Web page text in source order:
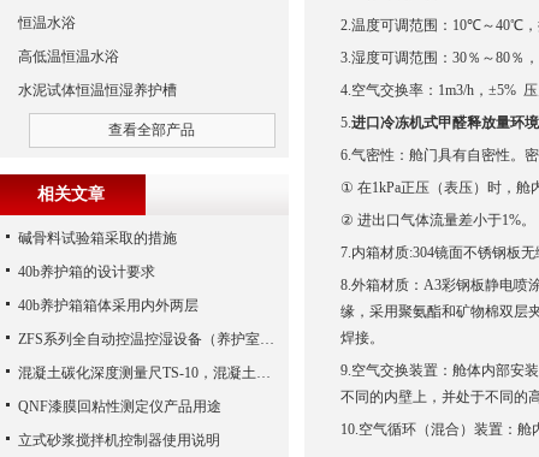
2.温度可调范围： 10℃～40℃，
3.湿度可调范围： 30％～80％
4.空气交换率： 1m3/h，±5%
5.进口冷冻机式甲醛释放量环
6.气密性：舱门具有自密性。
① 在1kPa正压（表压）时，舱
② 进出口气体流量差小于1%。
7.内箱材质:304镜面不锈钢板
8.外箱材质： A3彩钢板静电喷
缘，采用聚氨酯和矿物棉双层
焊接。
9.空气交换装置：舱体内部安
不同的内壁上，并处于不同的
10.空气循环（混合）装置：
恒温水浴
高低温恒温水浴
水泥试体恒温恒湿养护槽
查看全部产品
相关文章
碱骨料试验箱采取的措施
40b养护箱的设计要求
40b养护箱箱体采用内外两层
ZFS系列全自动控温控湿设备（养护室）免安装
混凝土碳化深度测量尺TS-10，混凝土碳化深度,混凝土碳化测量尺（河北路仪）
QNF漆膜回粘性测定仪产品用途
立式砂浆搅拌机控制器使用说明